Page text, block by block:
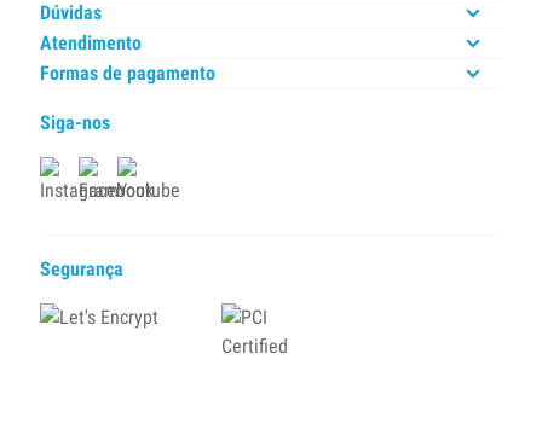
Dúvidas
Atendimento
Formas de pagamento
Siga-nos
Segurança